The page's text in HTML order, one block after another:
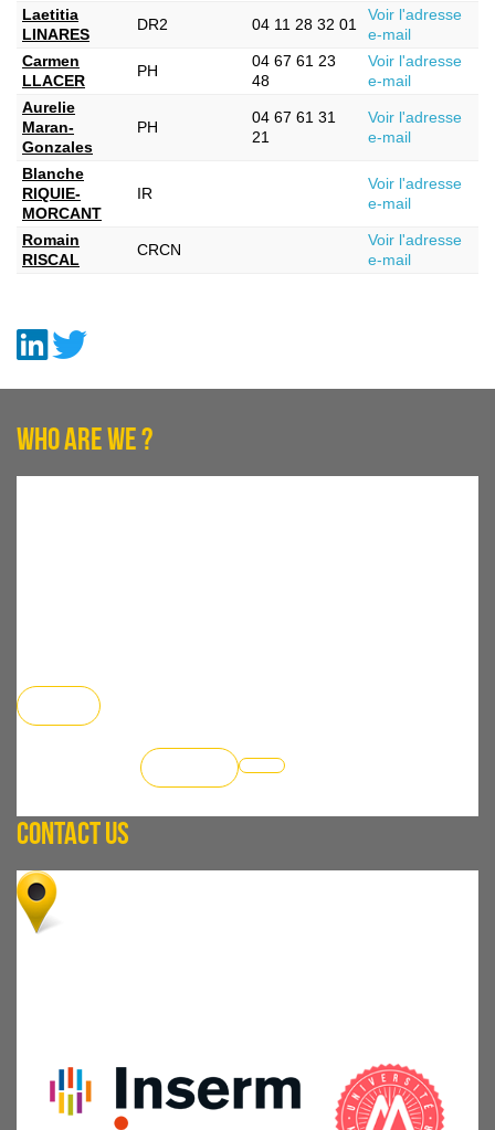
Laetitia
LINARES
DR2 04 11 28 32 01
Voir l'adresse
e-mail
Carmen
LLACER
PH
04 67 61 23
48
Voir l'adresse
e-mail
Aurelie
Maran-
Gonzales
PH
04 67 61 31
21
Voir l'adresse
e-mail
Blanche
RIQUIE-
MORCANT
IR
Voir l'adresse
e-mail
Romain
RISCAL
CRCN
Voir l'adresse
e-mail
WHO ARE WE ?
CONTACT US